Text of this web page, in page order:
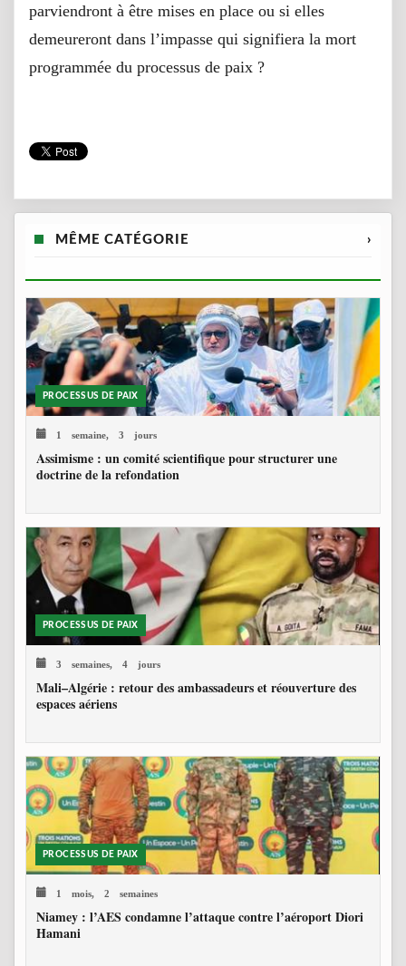
parviendront à être mises en place ou si elles
demeureront dans l’impasse qui signifiera la mort
programmée du processus de paix ?
MÊME CATÉGORIE ›
PROCESSUS DE PAIX
1 semaine, 3 jours
Assimisme : un comité scientifique pour structurer une
doctrine de la refondation
PROCESSUS DE PAIX
3 semaines, 4 jours
Mali–Algérie : retour des ambassadeurs et réouverture des
espaces aériens
PROCESSUS DE PAIX
1 mois, 2 semaines
Niamey : l’AES condamne l’attaque contre l’aéroport Diori
Hamani